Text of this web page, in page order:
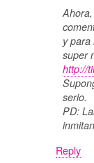
y para
super
http://
serio.
PD:
Reply